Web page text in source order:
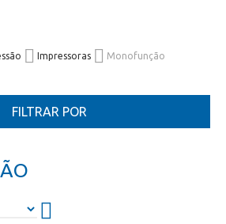
Impressoras Monofunção
FILTRAR POR